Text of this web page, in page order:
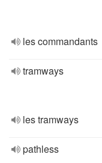
les commandants
tramways
les tramways
pathless